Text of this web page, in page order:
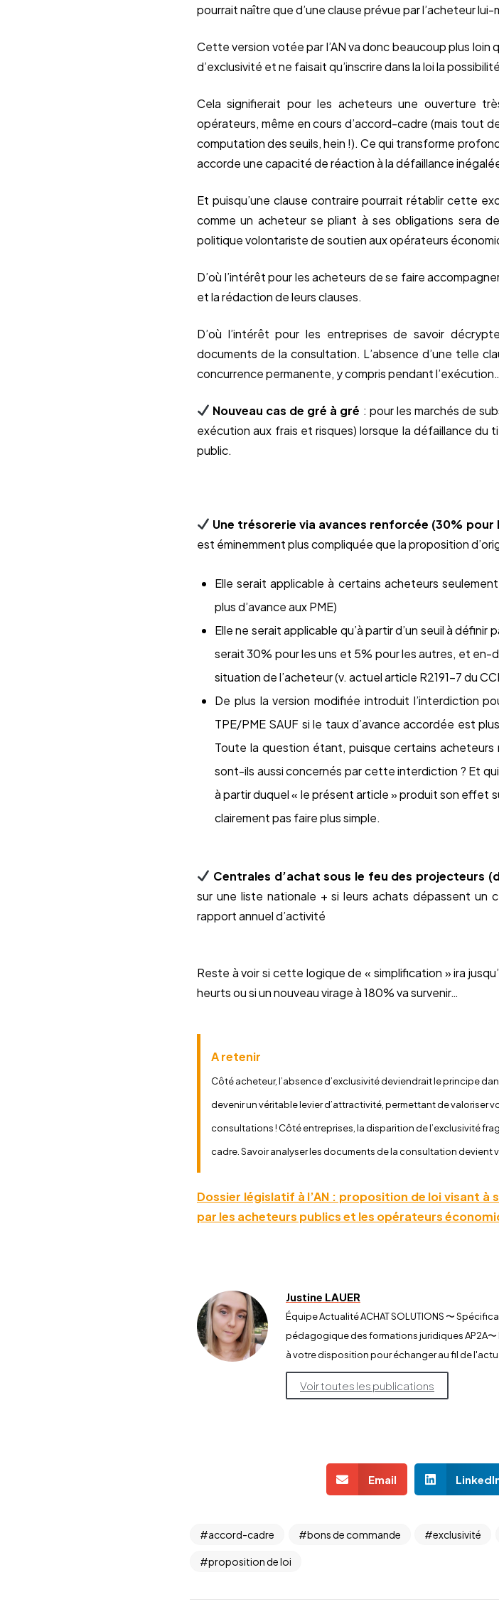
pourrait naître que d’une clause prévue par l’acheteur lui-
Cette version votée par l’AN va donc beaucoup plus
d’exclusivité et ne faisait qu’inscrire dans la loi la
Cela signifierait pour les acheteurs une ouverture
opérateurs, même en cours d’accord-cadre (mais tout
computation des seuils, hein !). Ce qui transforme
accorde une capacité de réaction à la défaillance
Et puisqu’une clause contraire pourrait rétablir cette
comme un acheteur se pliant à ses obligations sera
politique volontariste de soutien aux opérateurs
D’où l’intérêt pour les acheteurs de se faire
et la rédaction de leurs clauses.
D’où l’intérêt pour les entreprises de savoir
documents de la consultation. L’absence d’une telle
concurrence permanente, y compris pendant
Nouveau cas de gré à gré : pour les marchés de
exécution aux frais et risques) lorsque la défaillance du
public.
Une trésorerie via avances renforcée (30% pour
est éminemment plus compliquée que la proposition
Elle serait applicable à certains acheteurs
plus d’avance aux PME)
Elle ne serait applicable qu’à partir d’un seuil à
serait 30% pour les uns et 5% pour les autres, et en-
situation de l’acheteur (v. actuel article R2191-7 du
De plus la version modifiée introduit l’interdiction
TPE/PME SAUF si le taux d’avance accordée est
Toute la question étant, puisque certains
sont-ils aussi concernés par cette interdiction ? Et
à partir duquel « le présent article » produit son effet
clairement pas faire plus simple.
Centrales d’achat sous le feu des projecteurs
sur une liste nationale + si leurs achats dépassent un
rapport annuel d’activité
Reste à voir si cette logique de « simplification » ira
heurts ou si un nouveau virage à 180% va survenir…
A retenir
Côté acheteur, l’absence d’exclusivité deviendrait le principe
devenir un véritable levier d’attractivité, permettant de valoriser
consultations ! Côté entreprises, la disparition de l’exclusivité
cadre. Savoir analyser les documents de la consultation devient
Dossier législatif à l’AN : proposition de loi visant
par les acheteurs publics et les opérateurs
Justine LAUER
Équipe Actualité ACHAT SOLUTIONS 〜
pédagogique des formations juridiques AP2A​
à votre disposition pour échanger au fil de
Voir toutes les publications
Email
accord-cadre bons de commande exclusivité
proposition de loi